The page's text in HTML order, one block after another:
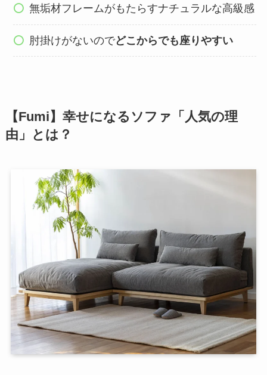
無垢材フレームがもたらすナチュラルな高級感
肘掛けがないのでどこからでも座りやすい
【Fumi】幸せになるソファ「人気の理
由」とは？